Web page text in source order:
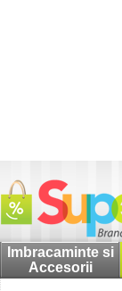
Imbracaminte si
Accesorii